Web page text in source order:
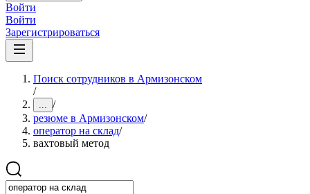
Войти
Войти
Зарегистрироваться
Поиск сотрудников в Армизонском
/
... /
резюме в Армизонском/
оператор на склад/
вахтовый метод